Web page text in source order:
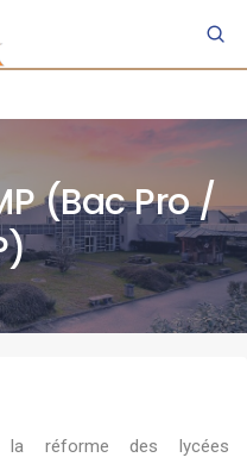
(Bac Pro /
réforme des lycées